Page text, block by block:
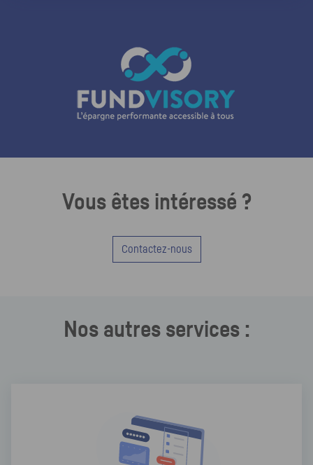
Vous êtes intéressé ?
Contactez-nous
Nos autres services :